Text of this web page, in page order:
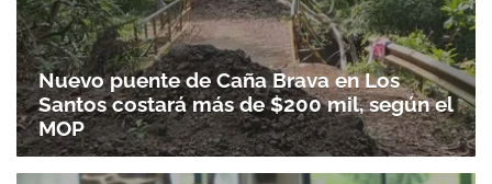
Nuevo puente de Caña Brava en Los
Santos costará más de $200 mil, según el
MOP